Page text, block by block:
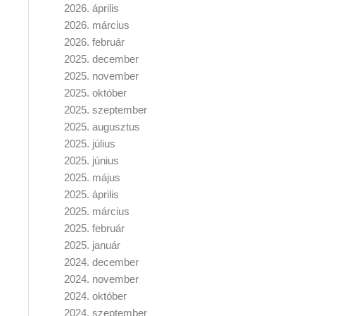
2026. április
2026. március
2026. február
2025. december
2025. november
2025. október
2025. szeptember
2025. augusztus
2025. július
2025. június
2025. május
2025. április
2025. március
2025. február
2025. január
2024. december
2024. november
2024. október
2024. szeptember